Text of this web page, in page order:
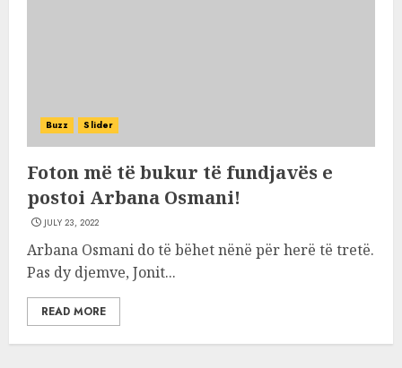
Buzz Slider
Foton më të bukur të fundjavës e
postoi Arbana Osmani!
JULY 23, 2022
Arbana Osmani do të bëhet nënë për herë të tretë.
Pas dy djemve, Jonit...
READ MORE